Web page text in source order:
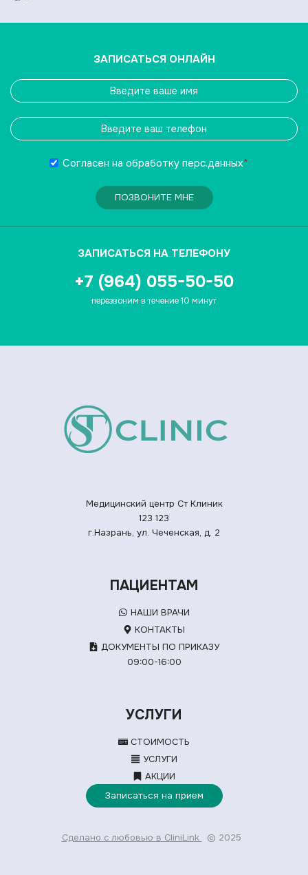
ЗАПИСАТЬСЯ ОНЛАЙН
Согласен на обработку перс.данных*
ПОЗВОНИТЕ МНЕ
ЗАПИСАТЬСЯ НА ТЕЛЕФОНУ
+7 (964) 055-50-50
перезвоним в течение 10 минут
Медицинский центр Ст Клиник
123 123
г.Назрань, ул. Чеченская, д. 2
ПАЦИЕНТАМ
НАШИ ВРАЧИ
КОНТАКТЫ
ДОКУМЕНТЫ ПО ПРИКАЗУ
09:00-16:00
УСЛУГИ
СТОИМОСТЬ
УСЛУГИ
АКЦИИ
Записаться на прием
Сделано с любовью в CliniLink © 2025